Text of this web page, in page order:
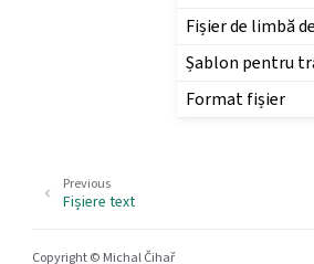
Fișier de limbă
Șablon pentru
Format fișier
Previous
Fișiere text
Copyright © Michal Čihař